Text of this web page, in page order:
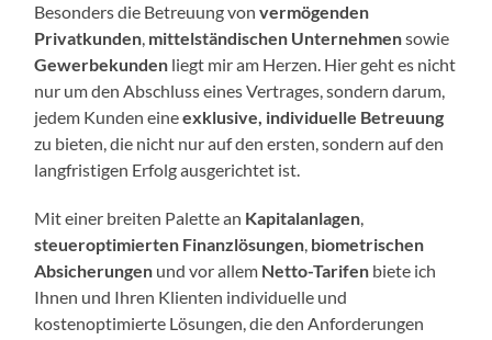
Besonders die Betreuung vonvermögenden
Privatkunden, mittelständischen Unternehmensowie
Gewerbekunden liegt mir am Herzen. Hier geht es nicht
nur um den Abschluss eines Vertrages, sondern darum,
jedem Kunden eineexklusive, individuelle Betreuung
zu bieten, die nicht nur auf den ersten, sondern auf den
langfristigen Erfolg ausgerichtet ist.
Mit einer breiten Palette an Kapitalanlagen,
steueroptimierten Finanzlösungen, biometrischen
Absicherungen und vor allem Netto-Tarifen biete ich
Ihnen und Ihren Klienten individuelle und
kostenoptimierte Lösungen, die den Anforderungen